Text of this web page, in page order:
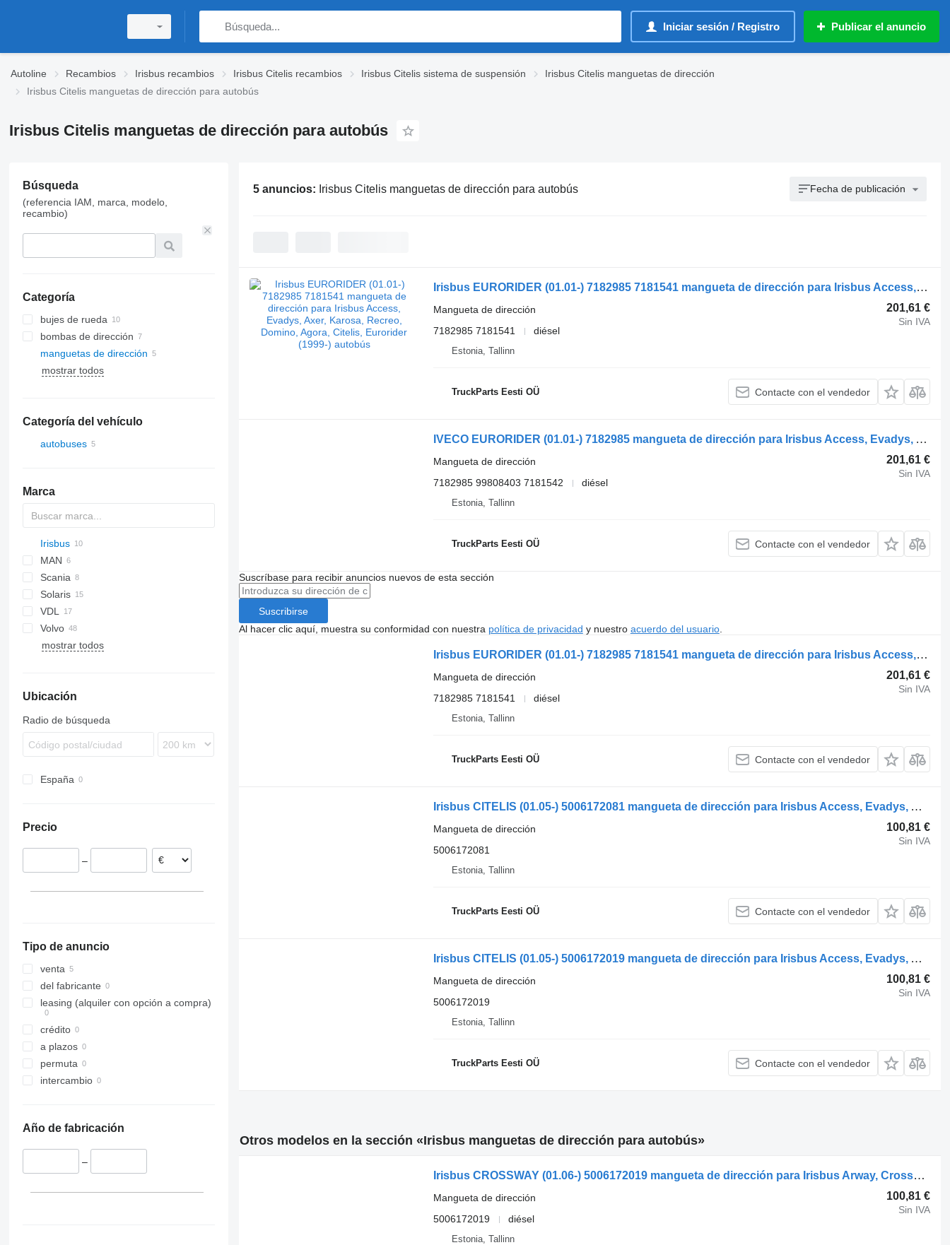
Iniciar sesión / Registro Publicar el anuncio
Autoline Recambios Irisbus recambios Irisbus Citelis recambios Irisbus Citelis sistema de suspensión
Irisbus Citelis manguetas de dirección
Irisbus Citelis manguetas de dirección para autobús
Irisbus Citelis manguetas de dirección para autobús
Búsqueda
(referencia IAM, marca, modelo,
recambio)
Categoría
bujes de rueda
bombas de dirección
manguetas de dirección
mostrar todos
Categoría del vehículo
autobuses
Marca
Futura
SB
Eurorider
Irisbus
Axer
Citelis
Crossway
Daily
Domino
Evadys
Proway
MAN
A-series
Citaro
Integro
O-series
Cityliner
Jetliner
Skyliner
Scania
Solaris
Alpino
Urbino
VDL
T-series
Volvo
7700
B-series
mostrar todos
Ubicación
Radio de búsqueda
España
Precio
–
Tipo de anuncio
venta
del fabricante
leasing (alquiler con opción a compra)
crédito
a plazos
permuta
intercambio
Año de fabricación
–
5 anuncios: Irisbus Citelis manguetas de dirección para autobús Fecha de publicación
Irisbus EURORIDER (01.01-) 7182985 7181541 mangueta de dirección para Irisbus Access, Evadys, Axer, Karosa, Recreo, Domino, Agora, Citelis, Eurorider (1999-) autobús
201,61 €
Sin IVA
Mangueta de dirección
7182985 7181541
diésel
Estonia, Tallinn
TruckParts Eesti OÜ Contacte con el vendedor
IVECO EURORIDER (01.01-) 7182985 mangueta de dirección para Irisbus Access, Evadys, Axer, Karosa, Recreo, Domino, Agora, Citelis, Eurorider (1999-) autobús
201,61 €
Sin IVA
Mangueta de dirección
7182985 99808403 7181542
diésel
Estonia, Tallinn
TruckParts Eesti OÜ Contacte con el vendedor
Suscríbase para recibir anuncios nuevos de esta sección
Suscribirse
Al hacer clic aquí, muestra su conformidad con nuestra política de privacidad y nuestro acuerdo del usuario.
Irisbus EURORIDER (01.01-) 7182985 7181541 mangueta de dirección para Irisbus Access, Evadys, Axer, Karosa, Recreo, Domino, Agora, Citelis, Eurorider (1999-) autobús
201,61 €
Sin IVA
Mangueta de dirección
7182985 7181541
diésel
Estonia, Tallinn
TruckParts Eesti OÜ Contacte con el vendedor
Irisbus CITELIS (01.05-) 5006172081 mangueta de dirección para Irisbus Access, Evadys, Axer, Karosa, Recreo, Domino, Agora, Citelis, Eurorider (1999-) autobús
100,81 €
Sin IVA
Mangueta de dirección
5006172081
Estonia, Tallinn
TruckParts Eesti OÜ Contacte con el vendedor
Irisbus CITELIS (01.05-) 5006172019 mangueta de dirección para Irisbus Access, Evadys, Axer, Karosa, Recreo, Domino, Agora, Citelis, Eurorider (1999-) autobús
100,81 €
Sin IVA
Mangueta de dirección
5006172019
Estonia, Tallinn
TruckParts Eesti OÜ Contacte con el vendedor
Otros modelos en la sección «Irisbus manguetas de dirección para autobús»
Irisbus CROSSWAY (01.06-) 5006172019 mangueta de dirección para Irisbus Arway, Crossway, Crealis, Magelys, Proway, Daily Tourys (2006-) autobús
100,81 €
Sin IVA
Mangueta de dirección
5006172019
diésel
Estonia, Tallinn